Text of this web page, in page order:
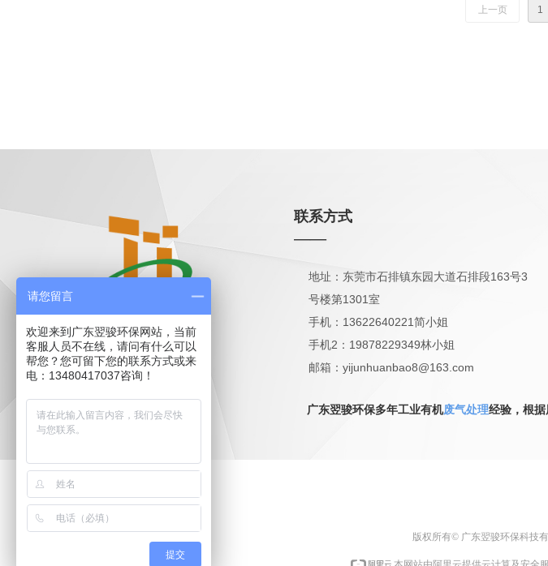
上一页 1
联系方式
——
地址：东莞市石排镇东园大道石排段163号3
号楼第1301室
手机：13622640221简小姐
手机2：19878229349林小姐
邮箱：yijunhuanbao8@163.com
广东翌骏环保多年工业有机废气处理经验，根据
版权所有© 广东翌骏环保科技
请您留言
欢迎来到广东翌骏环保网站，当前
客服人员不在线，请问有什么可以
帮您？您可留下您的联系方式或来
电：13480417037咨询！
提交